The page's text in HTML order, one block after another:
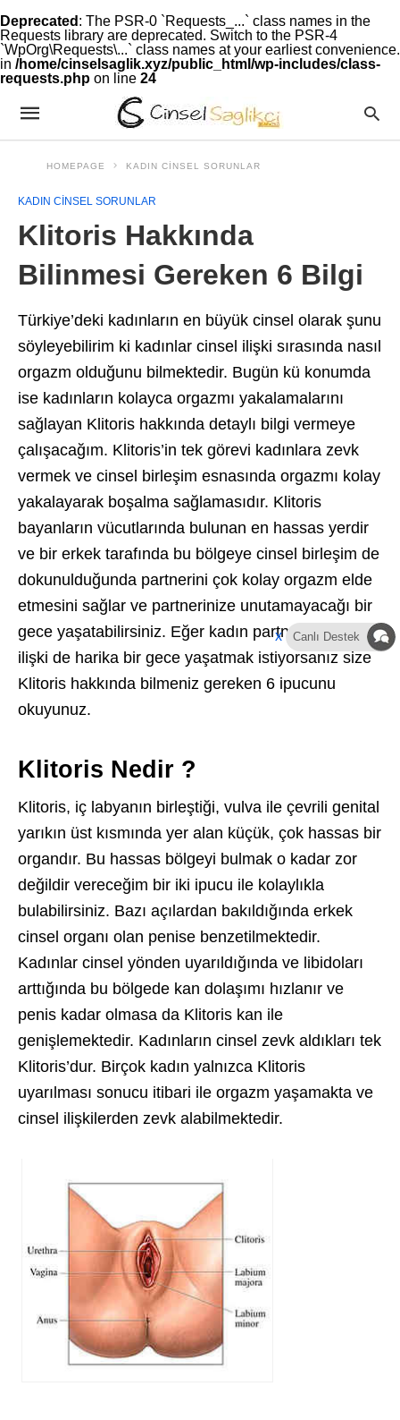
Deprecated : The PSR-0 `Requests_...` class names in the
Requests library are deprecated. Switch to the PSR-4
`WpOrg\Requests\...` class names at your earliest convenience.
in /home/cinselsaglik.xyz/public_html/wp-includes/class-
requests.php on line 24
xCanlı Destek
HOMEPAGE KADIN CINSEL SORUNLAR
KADIN CINSEL SORUNLAR
Klitoris Hakkında
Bilinmesi Gereken 6 Bilgi
Türkiye’deki kadınların en büyük cinsel olarak şunu
söyleyebilirim ki kadınlar cinsel ilişki sırasında nasıl
orgazm olduğunu bilmektedir. Bugün kü konumda
ise kadınların kolayca orgazmı yakalamalarını
sağlayan Klitoris hakkında detaylı bilgi vermeye
çalışacağım. Klitoris’in tek görevi kadınlara zevk
vermek ve cinsel birleşim esnasında orgazmı kolay
yakalayarak boşalma sağlamasıdır. Klitoris
bayanların vücutlarında bulunan en hassas yerdir
ve bir erkek tarafında bu bölgeye cinsel birleşim de
dokunulduğunda partnerini çok kolay orgazm elde
etmesini sağlar ve partnerinize unutamayacağı bir
gece yaşatabilirsiniz. Eğer kadın partnerinize cinsel
ilişki de harika bir gece yaşatmak istiyorsanız size
Klitoris hakkında bilmeniz gereken 6 ipucunu
okuyunuz.
Klitoris Nedir ?
Klitoris, iç labyanın birleştiği, vulva ile çevrili genital
yarıkın üst kısmında yer alan küçük, çok hassas bir
organdır. Bu hassas bölgeyi bulmak o kadar zor
değildir vereceğim bir iki ipucu ile kolaylıkla
bulabilirsiniz. Bazı açılardan bakıldığında erkek
cinsel organı olan penise benzetilmektedir.
Kadınlar cinsel yönden uyarıldığında ve libidoları
arttığında bu bölgede kan dolaşımı hızlanır ve
penis kadar olmasa da Klitoris kan ile
genişlemektedir. Kadınların cinsel zevk aldıkları tek
Klitoris’dur. Birçok kadın yalnızca Klitoris
uyarılması sonucu itibari ile orgazm yaşamakta ve
cinsel ilişkilerden zevk alabilmektedir.